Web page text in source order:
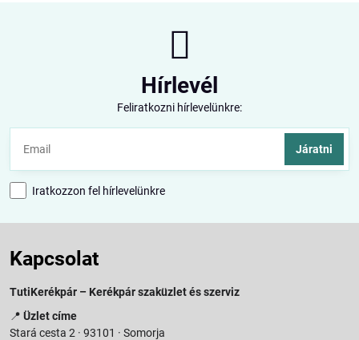
Hírlevél
Feliratkozni hírlevelünkre:
Járatni
Iratkozzon fel hírlevelünkre
Kapcsolat
TutiKerékpár – Kerékpár szaküzlet és szerviz
📍 Üzlet címe
Stará cesta 2 · 93101 · Somorja